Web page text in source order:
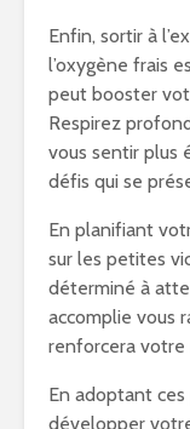
Enfin, sortir à
l’oxygène frais
peut booster
Respirez
vous sentir plus
défis qui se
En planifiant
sur les petites
déterminé à
accomplie vous
renforcera votre
En adoptant
développer